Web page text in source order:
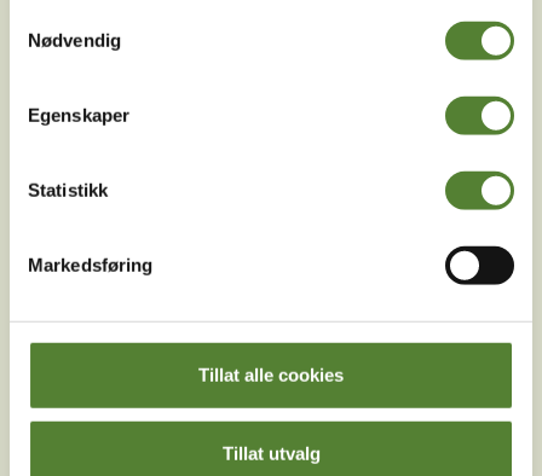
Nødvendig
Egenskaper
Statistikk
Markedsføring
Tillat alle cookies
Tillat utvalg
Instagram Snapchat
Youtube